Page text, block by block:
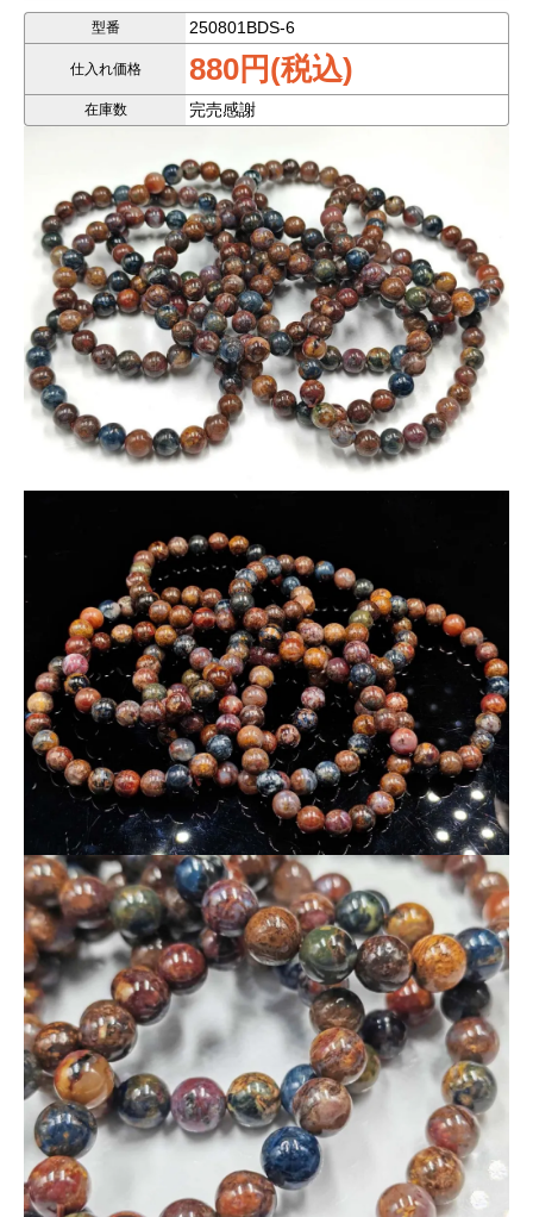
※一般小売の売価目安：2,000～3,500円前後
天然石ならではの渦巻くような模様と深みのある色彩が特徴
で、1粒1粒がまるでアートのような存在感を放ちます。
ピーターサイトは「洞察力を高め、迷いを断ち切る石」とさ
れ、
新しい一歩を踏み出したい方や、思考を整理したい時におすす
めのパワーストーンです。
落ち着いた色合いながらも華やかさのあるブレスレットは、季
節を問わず大活躍。
自分用にもギフトにも最適なアイテムです！
型番 250801BDS-6
仕入れ価格 880円(税込)
在庫数 完売感謝